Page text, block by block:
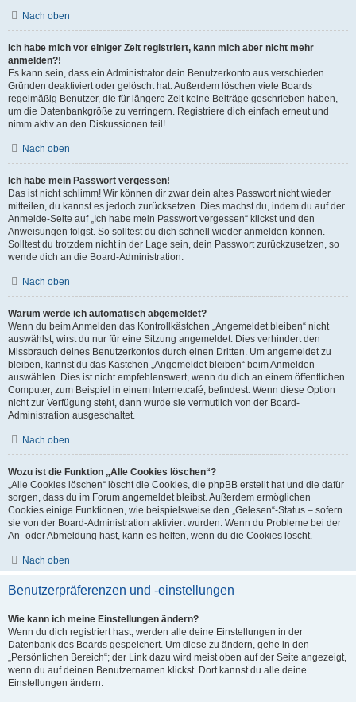
Nach oben
Ich habe mich vor einiger Zeit registriert, kann mich aber nicht mehr
anmelden?!
Es kann sein, dass ein Administrator dein Benutzerkonto aus verschieden
Gründen deaktiviert oder gelöscht hat. Außerdem löschen viele Boards
regelmäßig Benutzer, die für längere Zeit keine Beiträge geschrieben haben,
um die Datenbankgröße zu verringern. Registriere dich einfach erneut und
nimm aktiv an den Diskussionen teil!
Nach oben
Ich habe mein Passwort vergessen!
Das ist nicht schlimm! Wir können dir zwar dein altes Passwort nicht wieder
mitteilen, du kannst es jedoch zurücksetzen. Dies machst du, indem du auf der
Anmelde-Seite auf „Ich habe mein Passwort vergessen“ klickst und den
Anweisungen folgst. So solltest du dich schnell wieder anmelden können.
Solltest du trotzdem nicht in der Lage sein, dein Passwort zurückzusetzen, so
wende dich an die Board-Administration.
Nach oben
Warum werde ich automatisch abgemeldet?
Wenn du beim Anmelden das Kontrollkästchen „Angemeldet bleiben“ nicht
auswählst, wirst du nur für eine Sitzung angemeldet. Dies verhindert den
Missbrauch deines Benutzerkontos durch einen Dritten. Um angemeldet zu
bleiben, kannst du das Kästchen „Angemeldet bleiben“ beim Anmelden
auswählen. Dies ist nicht empfehlenswert, wenn du dich an einem öffentlichen
Computer, zum Beispiel in einem Internetcafé, befindest. Wenn diese Option
nicht zur Verfügung steht, dann wurde sie vermutlich von der Board-
Administration ausgeschaltet.
Nach oben
Wozu ist die Funktion „Alle Cookies löschen“?
„Alle Cookies löschen“ löscht die Cookies, die phpBB erstellt hat und die dafür
sorgen, dass du im Forum angemeldet bleibst. Außerdem ermöglichen
Cookies einige Funktionen, wie beispielsweise den „Gelesen“-Status – sofern
sie von der Board-Administration aktiviert wurden. Wenn du Probleme bei der
An- oder Abmeldung hast, kann es helfen, wenn du die Cookies löscht.
Nach oben
Benutzerpräferenzen und -einstellungen
Wie kann ich meine Einstellungen ändern?
Wenn du dich registriert hast, werden alle deine Einstellungen in der
Datenbank des Boards gespeichert. Um diese zu ändern, gehe in den
„Persönlichen Bereich“; der Link dazu wird meist oben auf der Seite angezeigt,
wenn du auf deinen Benutzernamen klickst. Dort kannst du alle deine
Einstellungen ändern.